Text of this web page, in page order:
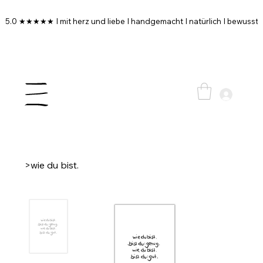
5.0 ★★★★★ I mit herz und liebe I handgemacht I natürlich I bewusst
>wie du bist.